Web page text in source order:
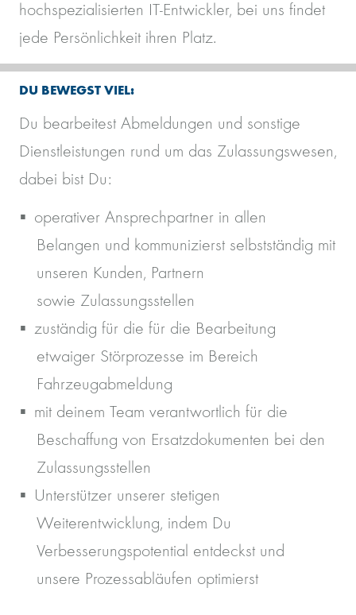
hochspezialisierten IT-Entwickler, bei uns findet
jede Persönlichkeit ihren Platz.
DU BEWEGST VIEL:
Du bearbeitest Abmeldungen und sonstige
Dienstleistungen rund um das Zulassungswesen,
dabei bist Du:
operativer Ansprechpartner in allen
Belangen und kommunizierst selbstständig mit
unseren Kunden, Partnern
sowie Zulassungsstellen
zuständig für die für die Bearbeitung
etwaiger Störprozesse im Bereich
Fahrzeugabmeldung
mit deinem Team verantwortlich für die
Beschaffung von Ersatzdokumenten bei den
Zulassungsstellen
Unterstützer unserer stetigen
Weiterentwicklung, indem Du
Verbesserungspotential entdeckst und
unsere Prozessabläufen optimierst